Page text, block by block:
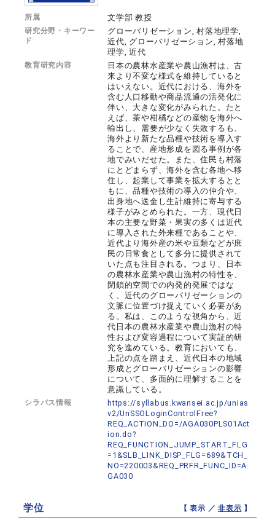
所属 文学部 教授
研究分野・キーワー
ド
グローバリゼーション, 村落地理学,
近代, グローバリゼーション, 村落地
理学, 近代
教育研究内容
日本の農林水産業や農山漁村は、古
来より不変な様式を維持していると
はいえない。近代における、海外を
含む人口移動や商品流通の活発化に
伴い、大きな変化がみられた。たと
えば、茶や柑橘などの産物を海外へ
輸出し、需要が少なく失敗するも、
海外より新たな品種や技術を導入す
ることで、産地形成を図る事例が各
地でみいだせた。また、住民も村落
にとどまらず、海外を含む各地へ移
住し、起業して事業を拡大するとと
もに、品種や技術の導入の仲介や、
出身地へ送金し生計維持に寄与する
様子がみとめられた。一方、現代日
本の主要な野菜・果実の多くは近代
に導入された外来種であることや、
近代より海外産の米や豆類などが庶
民の日常食として多分に提供されて
いた点も注目される。つまり、日本
の農林水産業や農山漁村の特性を、
閉鎖的空間での内発的発展ではな
く、近代のグローバリゼーションの
文脈に位置づけ捉えていく必要があ
る。私は、このような視角から、近
代日本の農林水産業や農山漁村の特
性および変容過程について実証的研
究を進めている。教育においても、
上記の点を踏まえ、近代日本の地域
形成とグローバリゼーションの影響
について、多面的に理解することを
意識している。
シラバス情報
https://syllabus.kwansei.ac.jp/unias
v2/UnSSOLoginControlFree?
REQ_ACTION_DO=/AGA030PLS01Act
ion.do?
REQ_FUNCTION_JUMP_START_FLG
=1&SLB_LINK_DISP_FLG=689&TCH_
NO=220003&REQ_PRFR_FUNC_ID=A
GA030
学位 【 表示 ／非表示 】